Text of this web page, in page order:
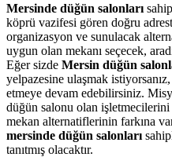
Mersinde düğün salonları
köprü vazifesi gören doğru
organizasyon ve sunulacak
uygun olan mekanı seçecek,
Eğer sizde Mersin düğün
yelpazesine ulaşmak
etmeye devam edebilirsiniz.
düğün salonu olan
mekan alternatiflerinin farkına
mersinde düğün salonları
tanıtmış olacaktır.